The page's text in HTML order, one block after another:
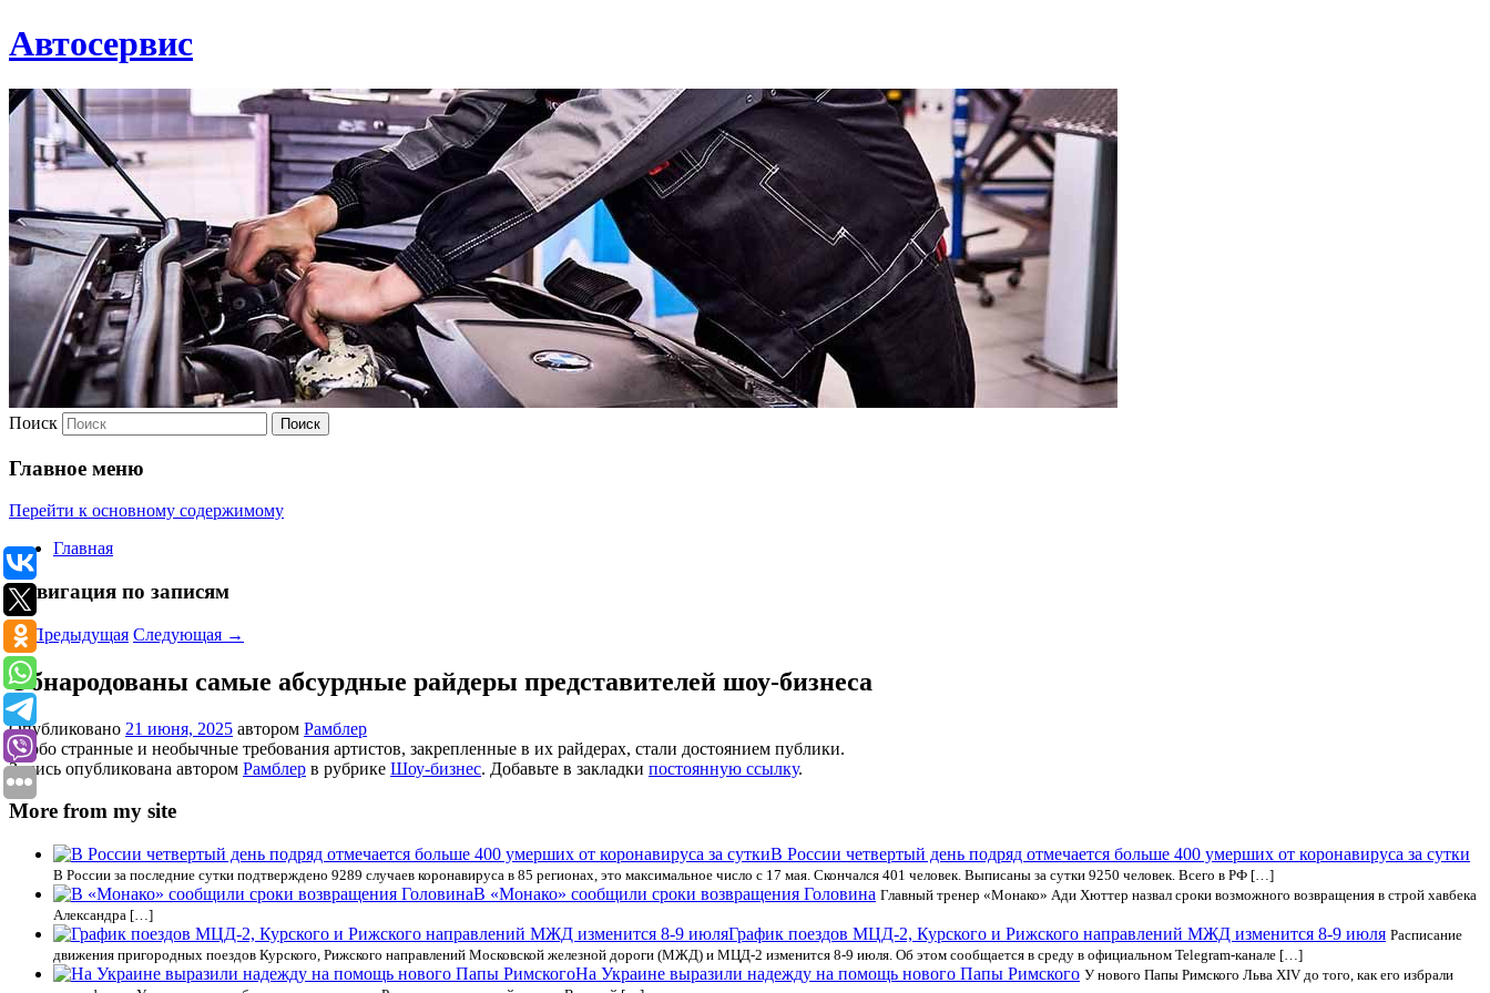
Автосервис
Поиск
Главное меню
Перейти к основному содержимому
Главная
Навигация по записям
←Предыдущая Следующая →
Обнародованы самые абсурдные райдеры представителей шоу-бизнеса
Опубликовано 21 июня, 2025 автором Рамблер
Особо странные и необычные требования артистов, закрепленные в их райдерах, стали достоянием публики.
Запись опубликована автором Рамблер в рубрике Шоу-бизнес. Добавьте в закладки постоянную ссылку.
More from my site
В России четвертый день подряд отмечается больше 400 умерших от коронавируса за сутки
В России за последние сутки подтверждено 9289 случаев коронавируса в 85 регионах, это максимальное число с 17 мая. Скончался 401 человек. Выписаны за сутки 9250 человек. Всего в РФ […]
В «Монако» сообщили сроки возвращения Головина Главный тренер «Монако» Ади Хюттер назвал сроки возможного возвращения в строй хавбека
Александра […]
График поездов МЦД-2, Курского и Рижского направлений МЖД изменится 8-9 июля Расписание
движения пригородных поездов Курского, Рижского направлений Московской железной дороги (МЖД) и МЦД-2 изменится 8-9 июля. Об этом сообщается в среду в официальном Telegram-канале […]
На Украине выразили надежду на помощь нового Папы Римского У нового Папы Римского Льва XIV до того, как его избрали